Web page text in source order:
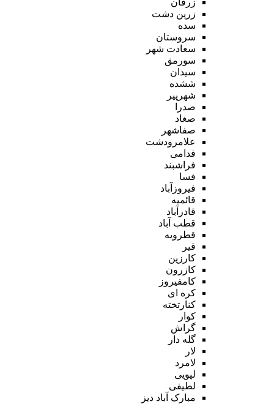
زرین دشت
سده
سروستان
سعادت شهر
سورمق
سیدان
ششده
شهرپیر
صدرا
صغاد
صفاشهر
علامرودشت
فدامی
فراشبند
فسا
فیروزآباد
قائمیه
قادرآباد
قطب آباد
قطرویه
قیر
کارزین
کازرون
کامفیروز
کره ای
کنارتخته
کوار
گراش
گله دار
لار
لامرد
لپویی
لطیفی
مبارک آباد دیز